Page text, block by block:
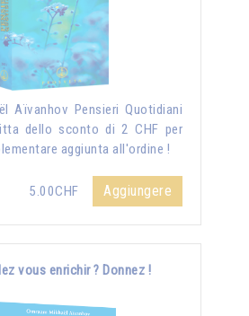
Aïvanhov Pensieri Quotidiani
dello sconto di 2 CHF per
aggiunta all'ordine !
5.00CHF Aggiungere
vous enrichir ? Donnez !